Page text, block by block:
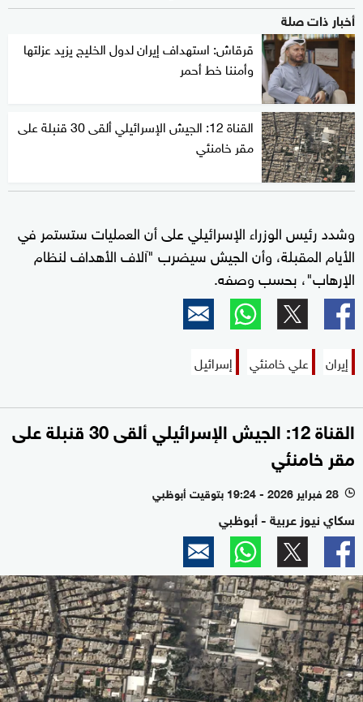
أخبار ذات صلة
قرقاش: استهداف إيران لدول الخليج يزيد عزلتها
وأمننا خط أحمر
القناة 12: الجيش الإسرائيلي ألقى 30 قنبلة على
مقر خامنئي
وشدد رئيس الوزراء الإسرائيلي على أن العمليات ستستمر في
الأيام المقبلة، وأن الجيش سيضرب "آلاف الأهداف لنظام
الإرهاب"، بحسب وصفه.
إيران علي خامنئي إسرائيل
القناة 12: الجيش الإسرائيلي ألقى 30 قنبلة على
مقر خامنئي
l 28 فبراير 2026 - 19:24 بتوقيت أبوظبي
سكاي نيوز عربية - أبوظبي